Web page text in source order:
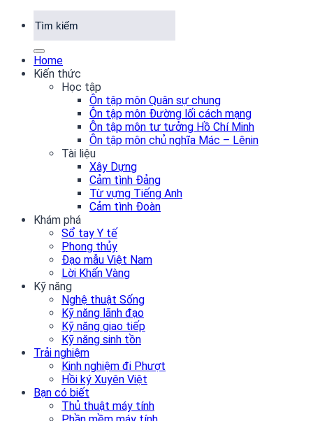
Home
Kiến thức
Học tập
Ôn tập môn Quân sự chung
Ôn tập môn Đường lối cách mạng
Ôn tập môn tư tưởng Hồ Chí Minh
Ôn tập môn chủ nghĩa Mác – Lênin
Tài liệu
Xây Dựng
Cảm tình Đảng
Từ vựng Tiếng Anh
Cảm tình Đoàn
Khám phá
Sổ tay Y tế
Phong thủy
Đạo mẫu Việt Nam
Lời Khấn Vàng
Kỹ năng
Nghệ thuật Sống
Kỹ năng lãnh đạo
Kỹ năng giao tiếp
Kỹ năng sinh tồn
Trải nghiệm
Kinh nghiệm đi Phượt
Hồi ký Xuyên Việt
Bạn có biết
Thủ thuật máy tính